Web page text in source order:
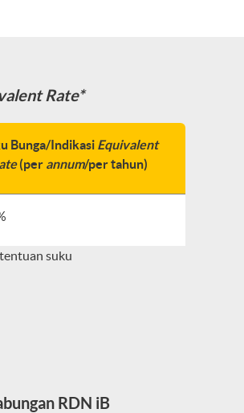
Rate*
Bunga/Indikasi Equivalent
(per annum/per tahun)
suku
RDN iB